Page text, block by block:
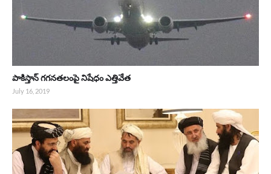
పాకిస్తాన్ గగనతలంపై నిషేధం ఎత్తివేత
July 16, 2019